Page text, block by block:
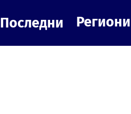
Последни Региони